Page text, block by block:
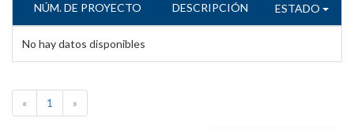
NÚM. DE PROYECTO DESCRIPCIÓN ESTADO
No hay datos disponibles
« 1 »